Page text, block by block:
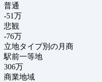
普通
-51万
悲観
-76万
立地タイプ別の月商
駅前一等地
306万
商業地域